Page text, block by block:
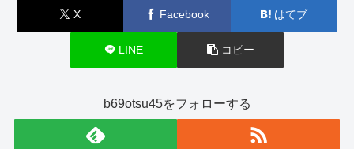
X Facebook はてブ
LINE コピー
b69otsu45をフォローする